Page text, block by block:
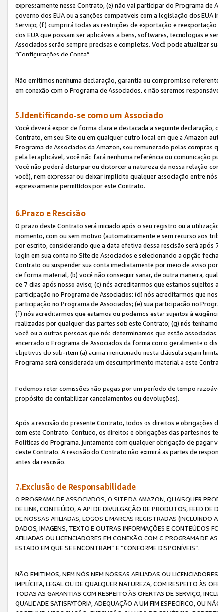
expressamente nesse Contrato, (e) não vai participar do Programa
governo dos EUA ou a sanções compatíveis com a legislação dos
Serviço; (f) cumprirá todas as restrições de exportação e
dos EUA que possam ser aplicáveis a bens, softwares, tecnologias e
Associados serão sempre precisas e completas. Você pode atualizar
“Configurações de Conta”.
Não emitimos nenhuma declaração, garantia ou compromisso
em conexão com o Programa de Associados, e não seremos
5.Identificando-se como um Associado
Você deverá expor de forma clara e destacada a seguinte
Contrato, em seu Site ou em qualquer outro local em que a Amazon
Programa de Associados da Amazon, sou remunerado pelas
pela lei aplicável, você não fará nenhuma referência ou comunicação
Você não poderá deturpar ou distorcer a natureza da nossa relação
você), nem expressar ou deixar implícito qualquer associação entre
expressamente permitidos por este Contrato.
6.Prazo e Rescisão
O prazo deste Contrato será iniciado após o seu registro ou a
momento, com ou sem motivo (automaticamente e sem recurso aos
por escrito, considerando que a data efetiva dessa rescisão será
login em sua conta no Site de Associados e selecionando a opção
Contrato ou suspender sua conta imediatamente por meio de aviso
de forma material, (b) você não conseguir sanar, de outra maneira,
de 7 dias após nosso aviso; (c) nós acreditarmos que estamos
participação no Programa de Associados; (d) nós acreditarmos que
participação no Programa de Associados; (e) sua participação no
(f) nós acreditarmos que estamos ou podemos estar sujeitos à
realizadas por qualquer das partes sob este Contrato; (g) nós
você ou a outras pessoas que nós determinamos que estão
encerrado o Programa de Associados da forma como geralmente o
objetivos do sub-item (a) acima mencionado nesta cláusula sejam
Programa será considerada um descumprimento material a este
Podemos reter comissões não pagas por um período de tempo
propósito de contabilizar cancelamentos ou devoluções).
Após a rescisão do presente Contrato, todos os direitos e obrigações
com este Contrato. Contudo, os direitos e obrigações das partes nos
Políticas do Programa, juntamente com qualquer obrigação de
deste Contrato. A rescisão do Contrato não eximirá as partes de
antes da rescisão.
7.Exclusão de Responsabilidade
O PROGRAMA DE ASSOCIADOS, O SITE DA AMAZON, QUAISQUER
DE LINK, CONTEÚDO, A API DE DIVULGAÇÃO DE PRODUTOS, FEED
DE NOSSAS AFILIADAS, LOGOS E MARCAS REGISTRADAS
DADOS, IMAGENS, TEXTO E OUTRAS INFORMAÇÕES E CONTEÚDOS
AFILIADAS OU LICENCIADORES EM CONEXÃO COM O PROGRAMA DE
ESTADO EM QUE SE ENCONTRAM” E “CONFORME DISPONÍVEIS”.
NÃO EMITIMOS, NEM NÓS NEM NOSSAS AFILIADAS OU
IMPLÍCITA, LEGAL OU DE QUALQUER NATUREZA, COM RESPEITO ÀS
TODAS AS GARANTIAS COM RESPEITO ÀS OFERTAS DE SERVIÇO,
QUALIDADE SATISFATÓRIA, ADEQUAÇÃO A UM FIM ESPECÍFICO, OU